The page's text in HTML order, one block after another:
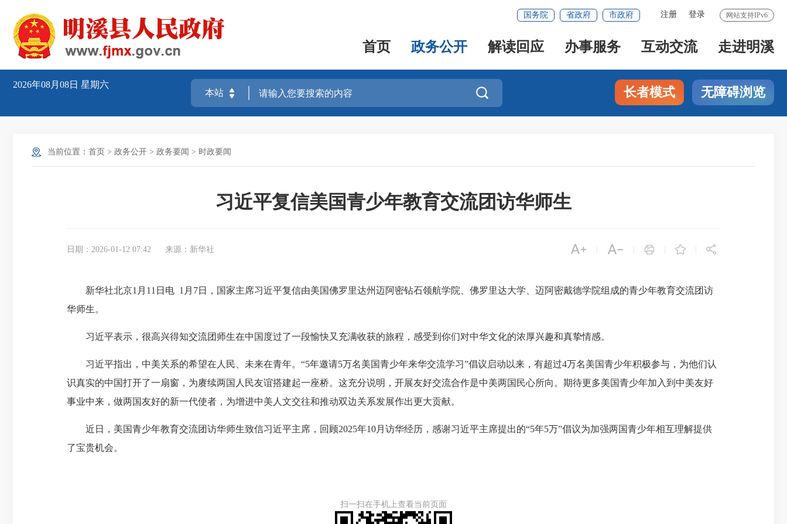
网站支持IPv6
注册 登录
国务院 省政府 市政府
首页 政务公开 解读回应 办事服务 互动交流 走进明溪
2026年08月08日 星期六
 长者模式 无障碍浏览
当前位置： 首页 > 政务公开 > 政务要闻 > 时政要闻
习近平复信美国青少年教育交流团访华师生
日期：2026-01-12 07:42 来源：新华社     
新华社北京1月11日电 1月7日，国家主席习近平复信由美国佛罗里达州迈阿密钻石领航学院、佛罗里达大学、迈阿密戴德学院组成的青少年教育交流团访
华师生。
习近平表示，很高兴得知交流团师生在中国度过了一段愉快又充满收获的旅程，感受到你们对中华文化的浓厚兴趣和真挚情感。
习近平指出，中美关系的希望在人民、未来在青年。“5年邀请5万名美国青少年来华交流学习”倡议启动以来，有超过4万名美国青少年积极参与，为他们认
识真实的中国打开了一扇窗，为赓续两国人民友谊搭建起一座桥。这充分说明，开展友好交流合作是中美两国民心所向。期待更多美国青少年加入到中美友好
事业中来，做两国友好的新一代使者，为增进中美人文交往和推动双边关系发展作出更大贡献。
近日，美国青少年教育交流团访华师生致信习近平主席，回顾2025年10月访华经历，感谢习近平主席提出的“5年5万”倡议为加强两国青少年相互理解提供
了宝贵机会。
扫一扫在手机上查看当前页面